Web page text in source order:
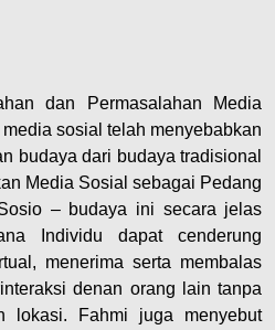
dan Permasalahan Media
sosial telah menyebabkan
budaya dari budaya tradisional
Media Sosial sebagai Pedang
– budaya ini secara jelas
Individu dapat cenderung
menerima serta membalas
denan orang lain tanpa
lokasi. Fahmi juga menyebut